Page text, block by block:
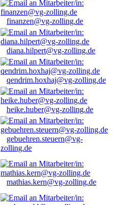
finanzen@vg-zolling.de
diana.hilpert@vg-zolling.de
qendrim.hoxhaj@vg-zolling.de
heike.huber@vg-zolling.de
gebuehren.steuern@vg-
zolling.de
mathias.kern@vg-zolling.de